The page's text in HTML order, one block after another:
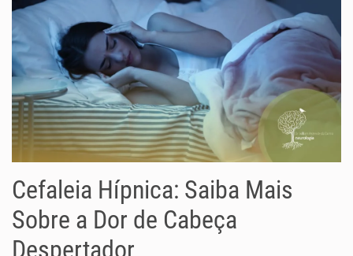
Cefaleia Hípnica: Saiba Mais
Sobre a Dor de Cabeça
Despertador